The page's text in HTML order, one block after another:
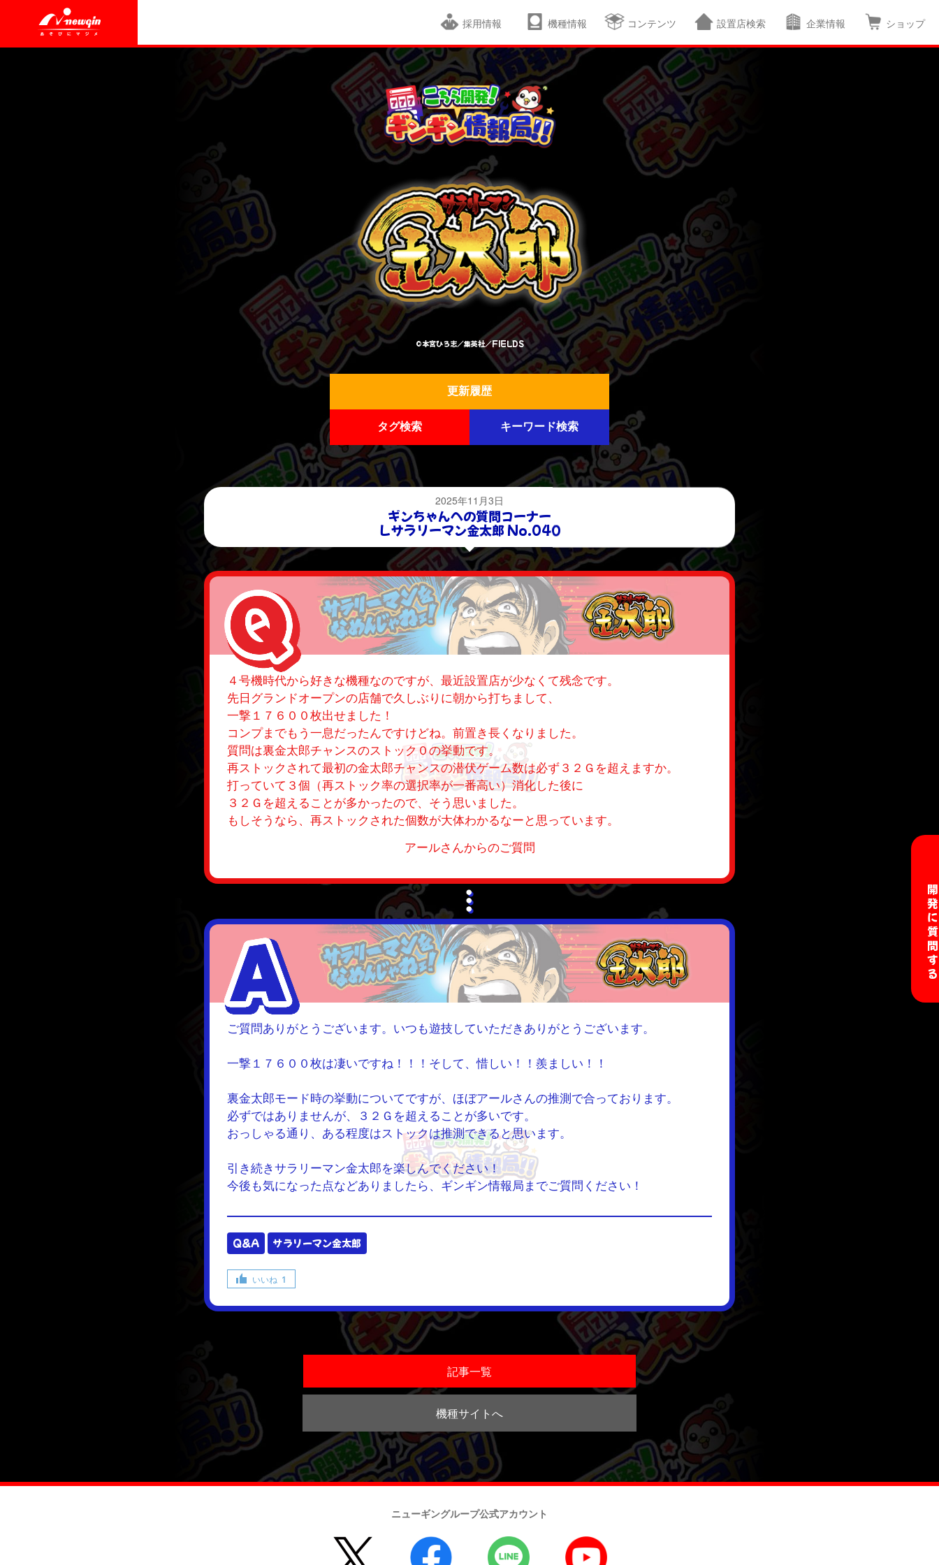
採用情報 機種情報 コンテンツ 設置店検索 企業情報 ショップ
©本宮ひろ志／集英社／FIELDS
更新履歴
タグ検索 キーワード検索
2025年11月3日
ギンちゃんへの質問コーナー
Ｌサラリーマン金太郎 No.040
４号機時代から好きな機種なのですが、最近設置店が少なくて残念です。
先日グランドオープンの店舗で久しぶりに朝から打ちまして、
一撃１７６００枚出せました！
コンプまでもう一息だったんですけどね。前置き長くなりました。
質問は裏金太郎チャンスのストック０の挙動です。
再ストックされて最初の金太郎チャンスの潜伏ゲーム数は必ず３２Ｇを超えますか。
打っていて３個（再ストック率の選択率が一番高い）消化した後に
３２Ｇを超えることが多かったので、そう思いました。
もしそうなら、再ストックされた個数が大体わかるなーと思っています。
アールさんからのご質問
ご質問ありがとうございます。いつも遊技していただきありがとうございます。
一撃１７６００枚は凄いですね！！！そして、惜しい！！羨ましい！！
裏金太郎モード時の挙動についてですが、ほぼアールさんの推測で合っております。
必ずではありませんが、３２Ｇを超えることが多いです。
おっしゃる通り、ある程度はストックは推測できると思います。
引き続きサラリーマン金太郎を楽しんでください！
今後も気になった点などありましたら、ギンギン情報局までご質問ください！
Q&A サラリーマン金太郎
いいね 1
記事一覧
機種サイトへ
開発に
ニューギングループ公式アカウント